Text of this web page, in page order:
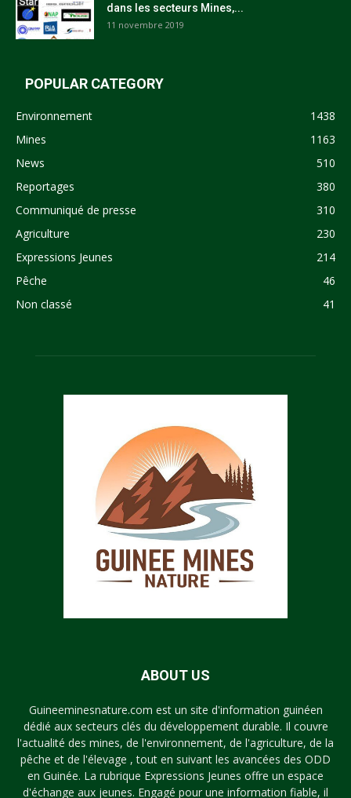
dans les secteurs Mines,...
11 novembre 2019
POPULAR CATEGORY
Environnement
1438
Mines
1163
News
510
Reportages
380
Communiqué de presse
310
Agriculture
230
Expressions Jeunes
214
Pêche
46
Non classé
41
ABOUT US
Guineeminesnature.com est un site d'information guinéen
dédié aux secteurs clés du développement durable. Il couvre
l'actualité des mines, de l'environnement, de l'agriculture, de la
pêche et de l'élevage , tout en suivant les avancées des ODD
en Guinée. La rubrique Expressions Jeunes offre un espace
d'échange aux jeunes. Engagé pour une information fiable, il